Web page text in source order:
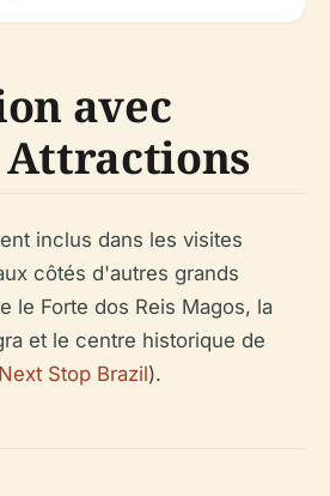
avec
inclus dans les visites
côtés d'autres grands
le Forte dos Reis Magos, la
et le centre historique de
Next Stop Brazil).